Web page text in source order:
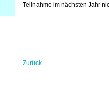
Teilnahme im nächsten Jahr
Zurück